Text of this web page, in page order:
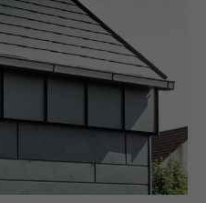
brukerens samtykke til
for ikke-